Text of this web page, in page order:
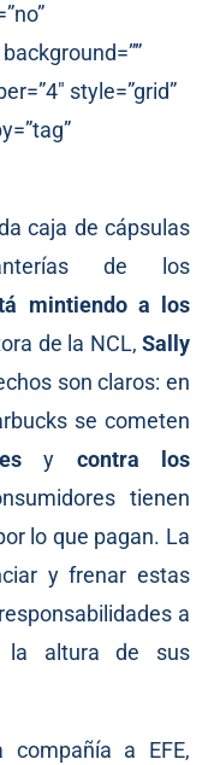
style=”grid”
caja de cápsulas
de los
mintiendo a los
de la NCL, Sally
son claros: en
se cometen
y contra los
tienen
lo que pagan. La
y frenar estas
a
la altura de sus
a EFE,